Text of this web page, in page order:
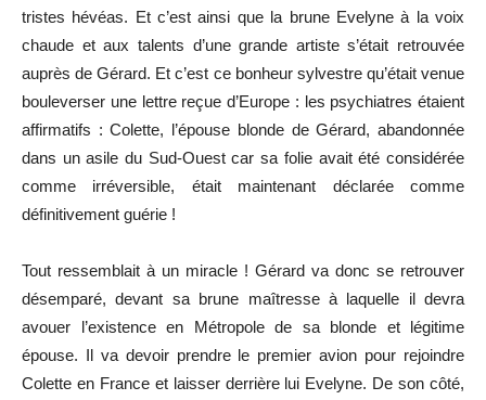
tristes hévéas. Et c’est ainsi que la brune Evelyne à la voix
chaude et aux talents d’une grande artiste s’était retrouvée
auprès de Gérard. Et c’est ce bonheur sylvestre qu’était venue
bouleverser une lettre reçue d’Europe : les psychiatres étaient
affirmatifs : Colette, l’épouse blonde de Gérard, abandonnée
dans un asile du Sud-Ouest car sa folie avait été considérée
comme irréversible, était maintenant déclarée comme
définitivement guérie !
Tout ressemblait à un miracle ! Gérard va donc se retrouver
désemparé, devant sa brune maîtresse à laquelle il devra
avouer l’existence en Métropole de sa blonde et légitime
épouse. Il va devoir prendre le premier avion pour rejoindre
Colette en France et laisser derrière lui Evelyne. De son côté,